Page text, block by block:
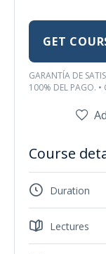
GET
GARANTÍA DE
100% DEL PAGO.
Course
Duration
Lectures